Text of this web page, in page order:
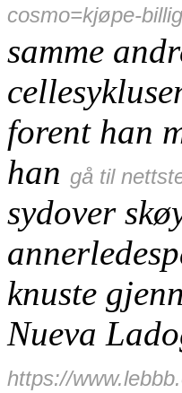
cosmo=kjøpe-
samme
forent han
han gå til
sydover
knuste
Nueva
https://